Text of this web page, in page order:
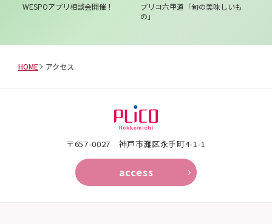
WESPOアプリ相談会開催！
プリコ六甲道「旬の美味しいも
の」
HOME アクセス
〒657-0027 神戸市灘区永手町4-1-1
access